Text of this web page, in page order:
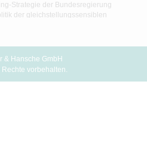
Strategie der Bundesregierung
der gleichstellungssensiblen
& Hansche GmbH
vorbehalten.